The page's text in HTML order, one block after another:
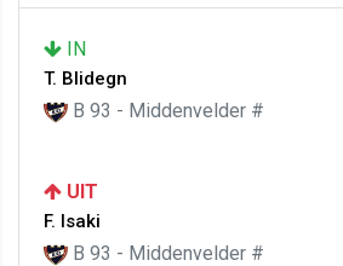
IN
T. Blidegn
B 93 - Middenvelder #
UIT
F. Isaki
B 93 - Middenvelder #